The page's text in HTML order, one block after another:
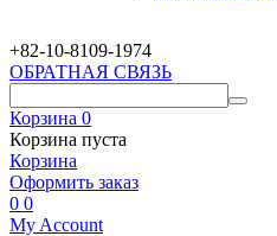
+82-10-8109-1974
ОБРАТНАЯ СВЯЗЬ
Корзина 0
Корзина пуста
Корзина
Оформить заказ
0 0
My Account